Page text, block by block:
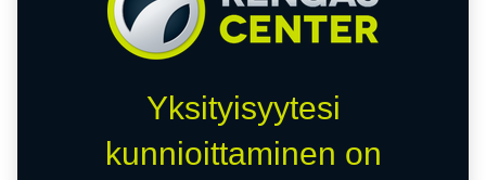
Yksityisyytesi
kunnioittaminen on